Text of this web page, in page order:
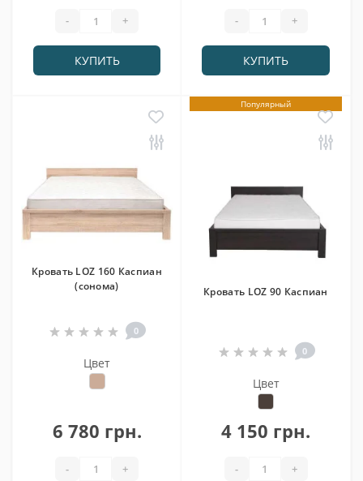
- +
КУПИТЬ
- +
КУПИТЬ
Кровать LOZ 160 Каспиан
(сонома)
0
Цвет
6 780 грн.
- +
Популярный
Кровать LOZ 90 Каспиан
0
Цвет
4 150 грн.
- +